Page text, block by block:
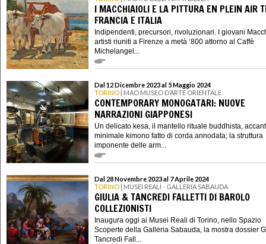
I MACCHIAIOLI E LA PITTURA EN PLEIN AIR
FRANCIA E ITALIA
Indipendenti, precursori, rivoluzionari. I giovani
artisti riuniti a Firenze a metà ‘800 attorno al Caffè
Michelangel...
Dal 12 Dicembre 2023 al 5 Maggio 2024
TORINO | MAO MUSEO D’ARTE ORIENTALE
CONTEMPORARY MONOGATARI: NUOVE
NARRAZIONI GIAPPONESI
Un delicato kesa, il mantello rituale buddhista,
minimale kimono fatto di corda annodata; la struttura
imponente delle arm...
Dal 28 Novembre 2023 al 7 Aprile 2024
TORINO | MUSEI REALI - GALLERIA SABAUDA
GIULIA & TANCREDI FALLETTI DI BAROLO
COLLEZIONISTI
Inaugura oggi ai Musei Reali di Torino, nello Spazio
Scoperte della Galleria Sabauda, la mostra dossier
Tancredi Fall...